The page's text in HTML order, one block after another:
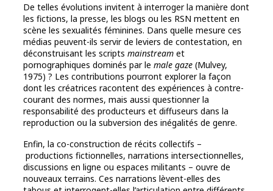
De telles évolutions invitent à interroger la manière dont
les fictions, la presse, les blogs ou les RSN mettent en
scène les sexualités féminines. Dans quelle mesure ces
médias peuvent-ils servir de leviers de contestation, en
déconstruisant les scripts mainstream et
pornographiques dominés par le male gaze (Mulvey,
1975) ? Les contributions pourront explorer la façon
dont les créatrices racontent des expériences à contre-
courant des normes, mais aussi questionner la
responsabilité des producteurs et diffuseurs dans la
reproduction ou la subversion des inégalités de genre.
Enfin, la co-construction de récits collectifs –
productions fictionnelles, narrations intersectionnelles,
discussions en ligne ou espaces militants – ouvre de
nouveaux terrains. Ces narrations lèvent-elles des